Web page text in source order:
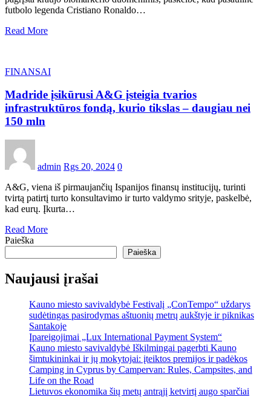
futbolo legenda Cristiano Ronaldo…
Read More
FINANSAI
Madride įsikūrusi A&G įsteigia tvarios
infrastruktūros fondą, kurio tikslas – daugiau nei
150 mln
admin Rgs 20, 2024 0
A&G, viena iš pirmaujančių Ispanijos finansų institucijų, turinti
tvirtą patirtį turto konsultavimo ir turto valdymo srityje, paskelbė,
kad eurų. Įkurta…
Read More
Paieška
Paieška
Naujausi įrašai
Kauno miesto savivaldybė Festivalį „ConTempo“ uždarys
sudėtingas pasirodymas aštuonių metrų aukštyje ir piknikas
Santakoje
Įpareigojimai „Lux International Payment System“
Kauno miesto savivaldybė Iškilmingai pagerbti Kauno
šimtukininkai ir jų mokytojai: įteiktos premijos ir padėkos
Camping in Cyprus by Campervan: Rules, Campsites, and
Life on the Road
Lietuvos ekonomika šių metų antrąjį ketvirtį augo sparčiai